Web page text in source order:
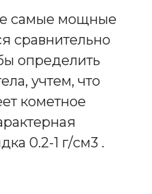
самые мощные
сравнительно
определить
учтем, что
кометное
0.2-1 г/см3 .